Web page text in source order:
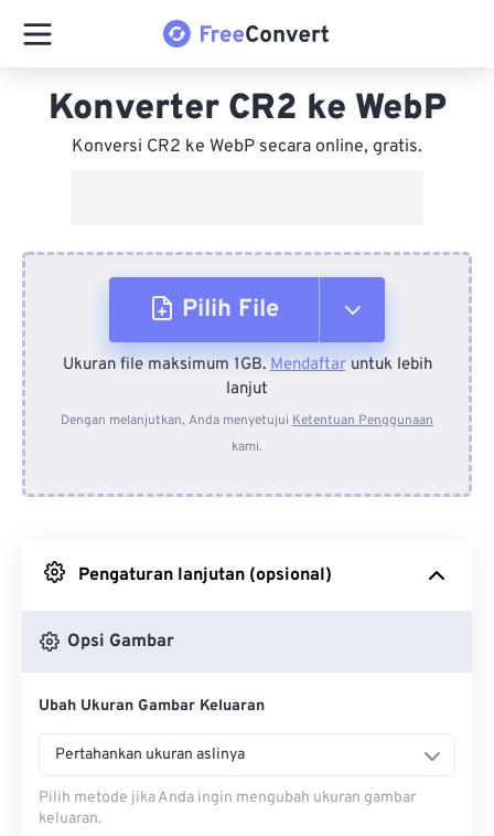
Konverter CR2 ke WebP
Konversi CR2 ke WebP secara online, gratis.
Pilih File
Dari Perangkat
Dari Dropbox
Ukuran file maksimum 1GB.Mendaftaruntuk lebih
lanjut
Dengan melanjutkan, Anda menyetujui Ketentuan Penggunaan
kami.
Pengaturan lanjutan (opsional)
Opsi Gambar
Ubah Ukuran Gambar Keluaran
Pertahankan ukuran aslinya
Pilih metode jika Anda ingin mengubah ukuran gambar
keluaran.